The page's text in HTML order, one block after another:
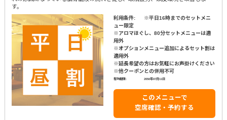
す。
利用条件:
※平日16時までのセットメニ
ュー限定
※アロマほぐし、80分セットメニューは適
用外
※オプションメニュー追加によるセット割は
適用外
※延長希望の方はお気軽にお声掛けください
※他クーポンとの併用不可
有効期限: 2050年07月11日
このメニューで
空席確認・予約する